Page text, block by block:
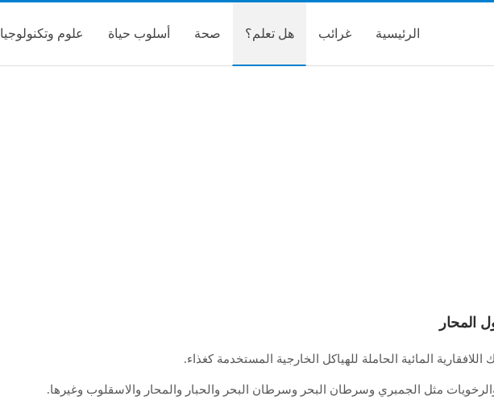
الرئيسية غرائب هل تعلم؟ صحة أسلوب حياة علوم وتكنولوجيا
المائية الحاملة للهياكل الخارجية المستخدمة كغذاء.
مثل الجمبري وسرطان البحر وسرطان البحر والحبار والمحار والاسقلوب وغيرها.